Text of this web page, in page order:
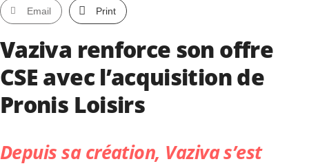
Email Print
Vaziva renforce son offre
CSE avec l’acquisition de
Pronis Loisirs
Depuis sa création, Vazivas’est